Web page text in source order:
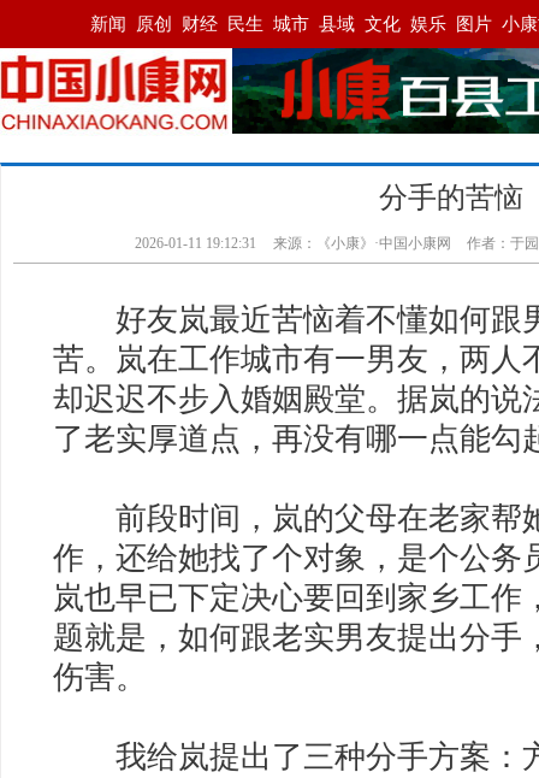
分手的苦恼
2026-01-11 19:12:31 来源：《小康》·中国小康网 作者：于园
好友岚最近苦恼着不懂如何跟
苦。岚在工作城市有一男友，两人
却迟迟不步入婚姻殿堂。据岚的说
了老实厚道点，再没有哪一点能勾
前段时间，岚的父母在老家帮
作，还给她找了个对象，是个公务
岚也早已下定决心要回到家乡工作
题就是，如何跟老实男友提出分手
伤害。
我给岚提出了三种分手方案：